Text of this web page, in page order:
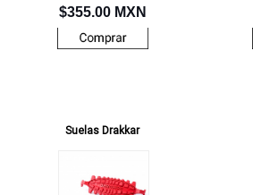
$355.00 MXN
Suelas Drakkar